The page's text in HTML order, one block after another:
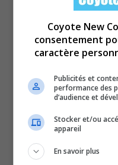
Coyote New
consentement
caractère
Publicités et
performance des
d’audience et
Stocker et/ou
appareil
En savoir plus